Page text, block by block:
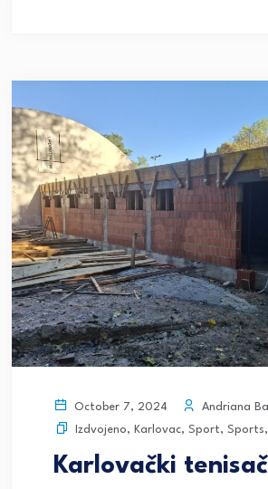
October 7, 2024
Andriana
Izdvojeno, Karlovac, Sport, Sports,
Karlovački